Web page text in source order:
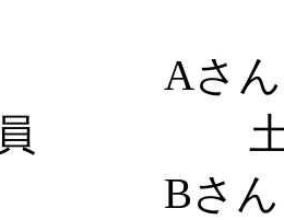
Aさん
員 土
Bさん